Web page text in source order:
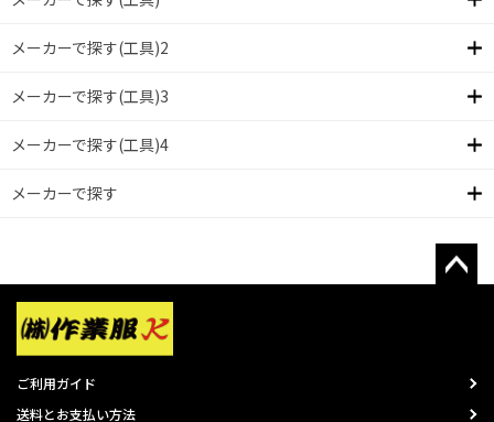
メーカーで探す(工具)2
メーカーで探す(工具)3
メーカーで探す(工具)4
メーカーで探す
ご利用ガイド
送料とお支払い方法